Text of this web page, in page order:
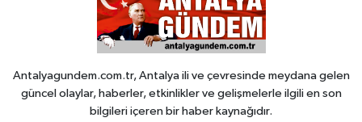
Antalyagundem.com.tr, Antalya ili ve çevresinde meydana gelen
güncel olaylar, haberler, etkinlikler ve gelişmelerle ilgili en son
bilgileri içeren bir haber kaynağıdır.